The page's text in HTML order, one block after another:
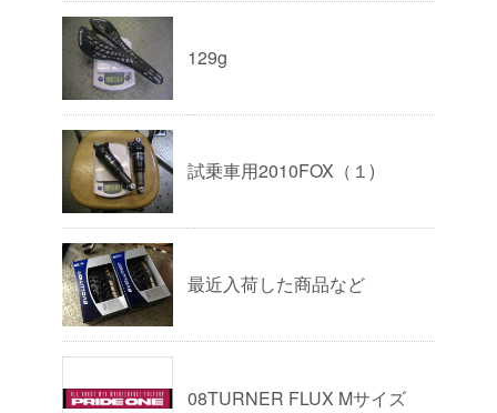
129g
試乗車用2010FOX（１)
最近入荷した商品など
08TURNER FLUX Mサイズ